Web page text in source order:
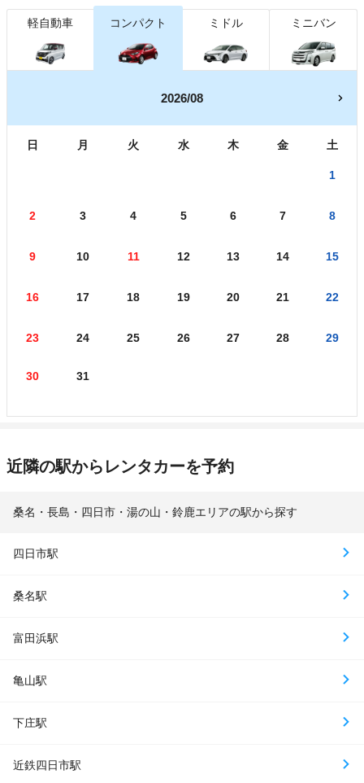
軽自動車 コンパクト ミドル ミニバン
2026/08
日 月 火 水 木 金 土
1
2 3 4 5 6 7 8
9 10 11 12 13 14 15
16 17 18 19 20 21 22
23 24 25 26 27 28 29
30 31
近隣の駅からレンタカーを予約
桑名・長島・四日市・湯の山・鈴鹿エリアの駅から探す
四日市駅
桑名駅
富田浜駅
亀山駅
下庄駅
近鉄四日市駅